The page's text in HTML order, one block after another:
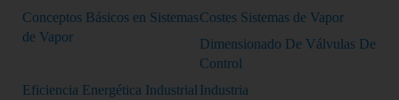
Conceptos Básicos en Sistemas
de Vapor
Costes Sistemas de Vapor
Dimensionado De Válvulas De
Control
Eficiencia Energética Industrial Industria